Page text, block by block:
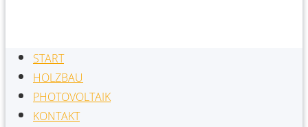
START
HOLZBAU
PHOTOVOLTAIK
KONTAKT